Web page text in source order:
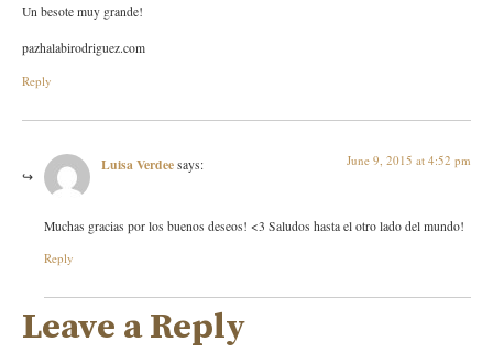
Un besote muy grande!
pazhalabirodriguez.com
Reply
Luisa Verdee says: June 9, 2015 at 4:52 pm
Muchas gracias por los buenos deseos! <3 Saludos hasta el otro lado del mundo!
Reply
Leave a Reply